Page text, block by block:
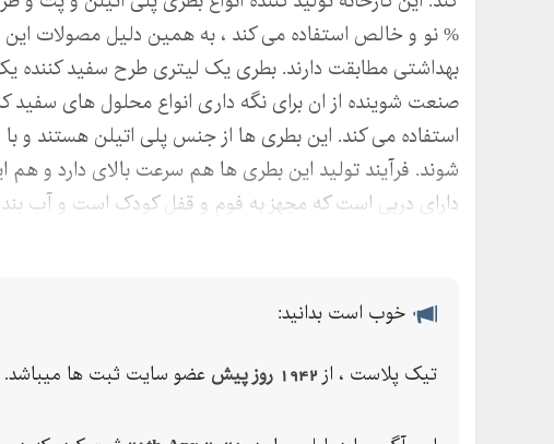
% نو و خالص استفاده می کند ، به همین دلیل مصولات این
بهداشتی مطابقت دارند. بطری یک لیتری طرح سفید کننده
صنعت شوینده از ان برای نگه داری انواع محلول های سفید
استفاده می کند. این بطری ها از جنس پلی اتیلن هستند و
شوند. فرآیند تولید این بطری ها هم سرعت بالای دارد و هم
دارای دربی است که مجهز به فوم و قفل کودک است و آب
فروش عمده انواع بطری لیتری طرح سفید کننده
امکان ارسال بار به سراسر کشور
خوب است بدانید:
تیک پلاست ، از 1942 روز پیش عضو سایت ثبت ها میباشد.